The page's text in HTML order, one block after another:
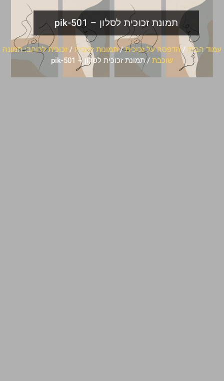
תמונת זכוכית לסלון – pik-501
עמוד הבית /הדפסה על זכוכית/תמונות זכוכית/זכוכית לרוחב: תמונה
שוכבת/ תמונת זכוכית לסלון – pik-501